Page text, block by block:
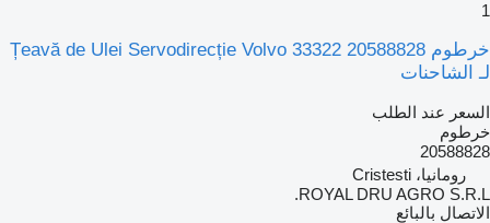
1
خرطوم Țeavă de Ulei Servodirecție Volvo 33322 20588828
لـ الشاحنات
السعر عند الطلب
خرطوم
20588828
رومانيا، Cristesti
ROYAL DRU AGRO S.R.L.
الاتصال بالبائع